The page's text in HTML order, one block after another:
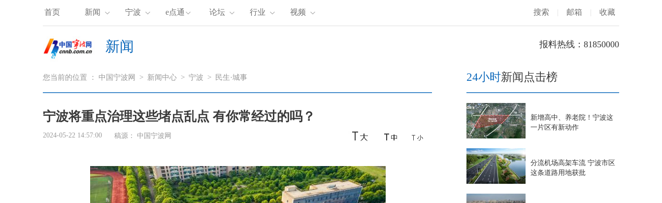
首页 新闻 宁波 e点通 论坛 行业 视频 搜索 | 邮箱 | 收藏
新闻 报料热线：81850000
您当前的位置 ： 中国宁波网 > 新闻中心 > 宁波 > 民生·城事
宁波将重点治理这些堵点乱点 有你常经过的吗？
2024-05-22 14:57:00 稿源： 中国宁波网
24小时新闻点击榜
新增高中、养老院！宁波这
一片区有新动作
分流机场高架车流 宁波市区
这条道路用地获批